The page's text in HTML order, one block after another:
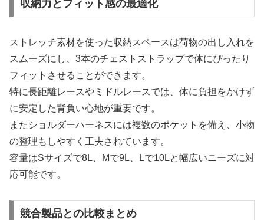
収納力とフィット感の最適化
ストレッチ素材を使った収納スペースは荷物の出し入れを
スムーズにし、3本のチェストストラップで体にぴったり
フィットさせることができます。
特に長距離レースやミドルレースでは、体に負担をかけず
に安定した背負い心地が重要です。
またショルダーハーネスには複数のポケットを備え、小物
の整理もしやすく工夫されています。
容量はSサイズで8L、Mで9L、Lで10Lと幅広いニーズに対
応可能です。
競合製品との比較まとめ